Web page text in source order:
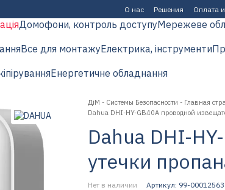
О нас Решения Оплата
Домофони, контроль доступуМережеве
Все для монтажуЕлектрика, інструменти
Енергетичне обладнання
ДіМ - Системы Безопасности - Главная
Dahua DHI-HY-GB40A проводной
Dahua DHI-
утечки
Нет в наличии Артикул: 99-00012563